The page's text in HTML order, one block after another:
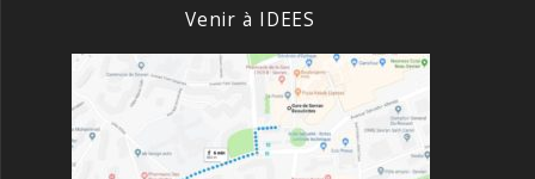
Venir à IDEES